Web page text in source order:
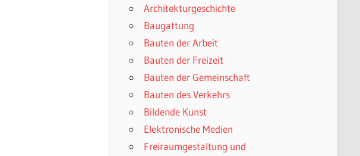
Architekturgeschichte
Baugattung
Bauten der Arbeit
Bauten der Freizeit
Bauten der Gemeinschaft
Bauten des Verkehrs
Bildende Kunst
Elektronische Medien
Freiraumgestaltung und